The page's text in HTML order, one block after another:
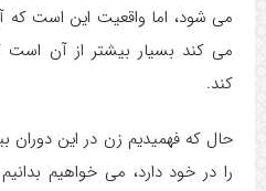
می شود، اما واقعیت این است
می کند بسیار بیشتر از آن
کند.
حال که فهمیدیم زن در این دوران
را در خود دارد، می خواهیم